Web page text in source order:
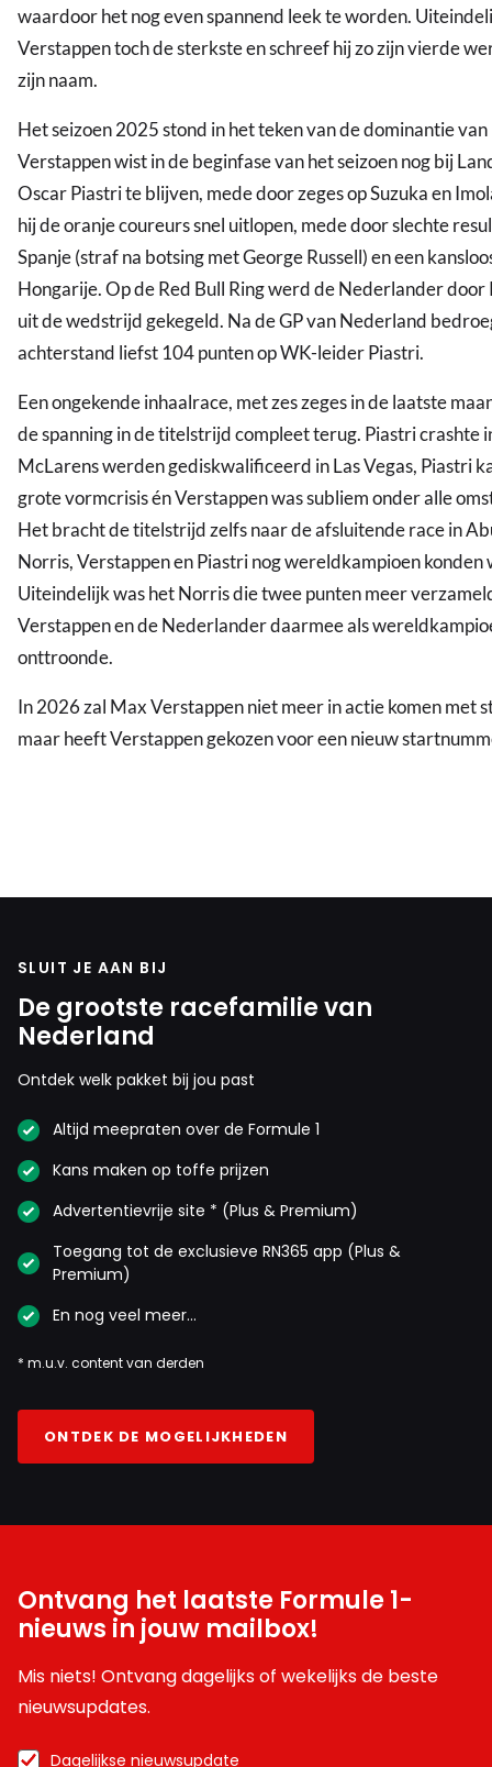
waardoor het nog even spannend leek te worden.
Verstappen toch de sterkste en schreef hij zo zijn vierde
zijn naam.
Het seizoen 2025 stond in het teken van de dominantie
Verstappen wist in de beginfase van het seizoen nog bij
Oscar Piastri te blijven, mede door zeges op Suzuka en
hij de oranje coureurs snel uitlopen, mede door slechte
Spanje (straf na botsing met George Russell) en een
Hongarije. Op de Red Bull Ring werd de Nederlander
uit de wedstrijd gekegeld. Na de GP van Nederland
achterstand liefst 104 punten op WK-leider Piastri.
Een ongekende inhaalrace, met zes zeges in de laatste
de spanning in de titelstrijd compleet terug. Piastri crashte
McLarens werden gediskwalificeerd in Las Vegas, Piastri
grote vormcrisis én Verstappen was subliem onder alle
Het bracht de titelstrijd zelfs naar de afsluitende race in
Norris, Verstappen en Piastri nog wereldkampioen konden
Uiteindelijk was het Norris die twee punten meer
Verstappen en de Nederlander daarmee als
onttroonde.
In 2026 zal Max Verstappen niet meer in actie komen met
maar heeft Verstappen gekozen voor een nieuw
SLUIT JE AAN BIJ
De grootste racefamilie van
Nederland
Ontdek welk pakket bij jou past
Altijd meepraten over de Formule 1
Kans maken op toffe prijzen
Advertentievrije site * (Plus & Premium)
Toegang tot de exclusieve RN365 app (Plus &
Premium)
En nog veel meer…
* m.u.v. content van derden
ONTDEK DE MOGELIJKHEDEN
Ontvang het laatste Formule 1-
nieuws in jouw mailbox!
Mis niets! Ontvang dagelijks of wekelijks de beste
nieuwsupdates.
Dagelijkse nieuwsupdate